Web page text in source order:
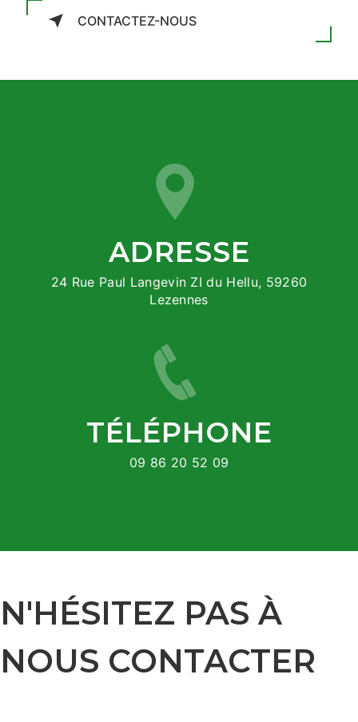
CONTACTEZ-NOUS
ADRESSE
24 Rue Paul Langevin ZI du Hellu, 59260
Lezennes
TÉLÉPHONE
09 86 20 52 09
N'HÉSITEZ PAS À
NOUS CONTACTER